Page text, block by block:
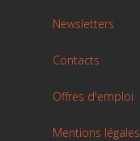
Newsletters
Contacts
Offres d'emploi
Mentions légales